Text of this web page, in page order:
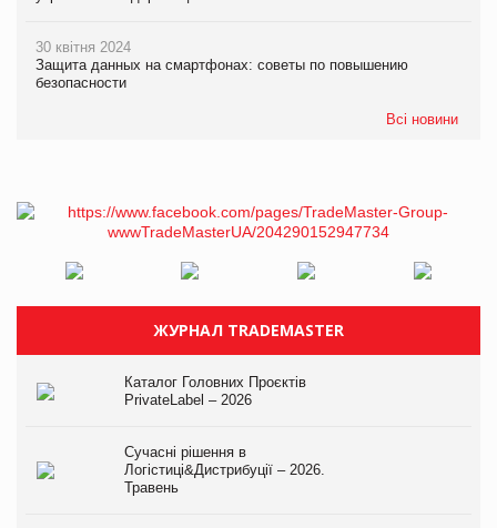
30 квітня 2024
Защита данных на смартфонах: советы по повышению
безопасности
Всі новини
ЖУРНАЛ TRADEMASTER
Каталог Головних Проєктів
PrivateLabel – 2026
Сучасні рішення в
Логістиці&Дистрибуції – 2026.
Травень